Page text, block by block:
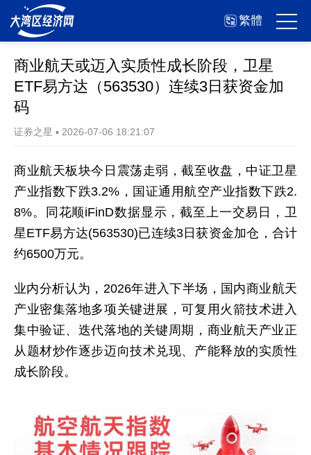
繁體
商业航天或迈入实质性成长阶段，卫星
ETF易方达（563530）连续3日获资金加
码
证券之星 ▪ 2026-07-06 18:21:07
商业航天板块今日震荡走弱，截至收盘，中证卫星
产业指数下跌3.2%，国证通用航空产业指数下跌2.
8%。同花顺iFinD数据显示，截至上一交易日，卫
星ETF易方达(563530)已连续3日获资金加仓，合计
约6500万元。
业内分析认为，2026年进入下半场，国内商业航天
产业密集落地多项关键进展，可复用火箭技术进入
集中验证、迭代落地的关键周期，商业航天产业正
从题材炒作逐步迈向技术兑现、产能释放的实质性
成长阶段。